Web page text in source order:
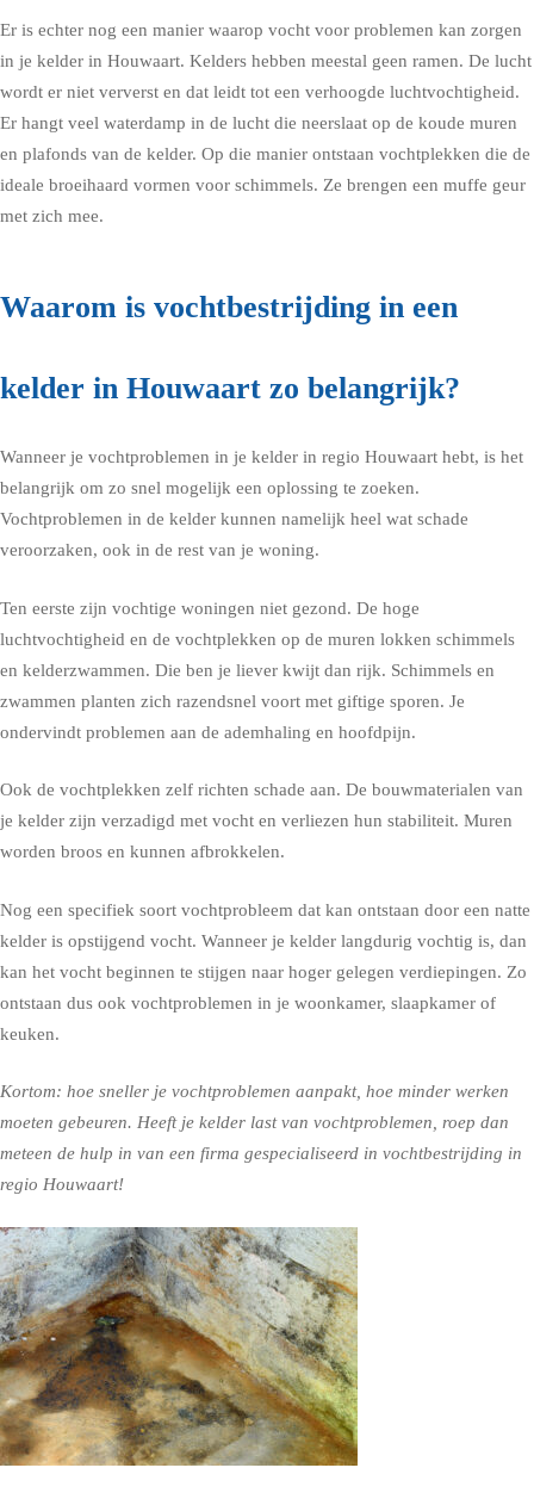
Er is echter nog een manier waarop vocht voor problemen kan zorgen
in je kelder in Houwaart. Kelders hebben meestal geen ramen. De lucht
wordt er niet ververst en dat leidt tot een verhoogde luchtvochtigheid.
Er hangt veel waterdamp in de lucht die neerslaat op de koude muren
en plafonds van de kelder. Op die manier ontstaan vochtplekken die de
ideale broeihaard vormen voor schimmels. Ze brengen een muffe geur
met zich mee.
Waarom is vochtbestrijding in een
kelder in Houwaart zo belangrijk?
Wanneer je vochtproblemen in je kelder in regio Houwaart hebt, is het
belangrijk om zo snel mogelijk een oplossing te zoeken.
Vochtproblemen in de kelder kunnen namelijk heel wat schade
veroorzaken, ook in de rest van je woning.
Ten eerste zijn vochtige woningen niet gezond. De hoge
luchtvochtigheid en de vochtplekken op de muren lokken schimmels
en kelderzwammen. Die ben je liever kwijt dan rijk. Schimmels en
zwammen planten zich razendsnel voort met giftige sporen. Je
ondervindt problemen aan de ademhaling en hoofdpijn.
Ook de vochtplekken zelf richten schade aan. De bouwmaterialen van
je kelder zijn verzadigd met vocht en verliezen hun stabiliteit. Muren
worden broos en kunnen afbrokkelen.
Nog een specifiek soort vochtprobleem dat kan ontstaan door een natte
kelder is opstijgend vocht. Wanneer je kelder langdurig vochtig is, dan
kan het vocht beginnen te stijgen naar hoger gelegen verdiepingen. Zo
ontstaan dus ook vochtproblemen in je woonkamer, slaapkamer of
keuken.
Kortom: hoe sneller je vochtproblemen aanpakt, hoe minder werken
moeten gebeuren. Heeft je kelder last van vochtproblemen, roep dan
meteen de hulp in van een firma gespecialiseerd in vochtbestrijding in
regio Houwaart!